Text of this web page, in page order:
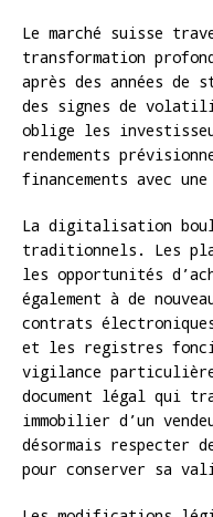
Le marché suisse
transformation
après des années
des signes de
oblige les
rendements
financements avec
La digitalisation
traditionnels. Les
les opportunités
également à de
contrats
et les registres
vigilance
document légal qui
immobilier d’un
désormais respecter
pour conserver sa